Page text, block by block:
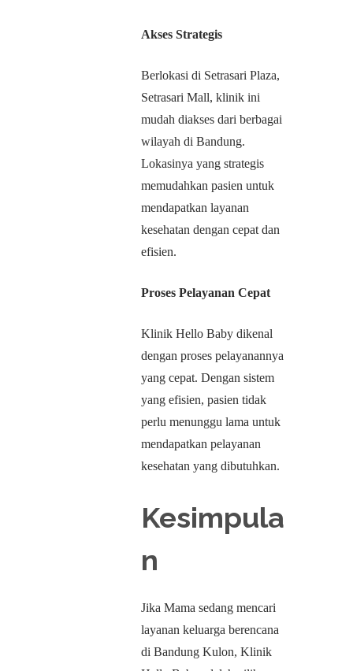
Akses Strategis
Berlokasi di Setrasari Plaza,
Setrasari Mall, klinik ini
mudah diakses dari berbagai
wilayah di Bandung.
Lokasinya yang strategis
memudahkan pasien untuk
mendapatkan layanan
kesehatan dengan cepat dan
efisien.
Proses Pelayanan Cepat
Klinik Hello Baby dikenal
dengan proses pelayanannya
yang cepat. Dengan sistem
yang efisien, pasien tidak
perlu menunggu lama untuk
mendapatkan pelayanan
kesehatan yang dibutuhkan.
Kesimpula
n
Jika Mama sedang mencari
layanan keluarga berencana
di Bandung Kulon, Klinik